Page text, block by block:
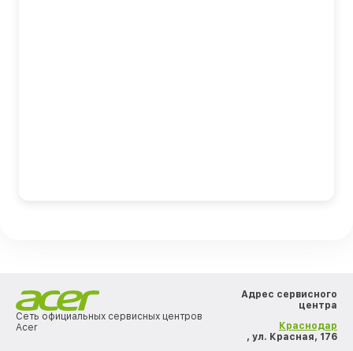
Сеть официальных сервисных центров
Acer
Адрес сервисного
центра
Краснодар
, ул. Красная, 176